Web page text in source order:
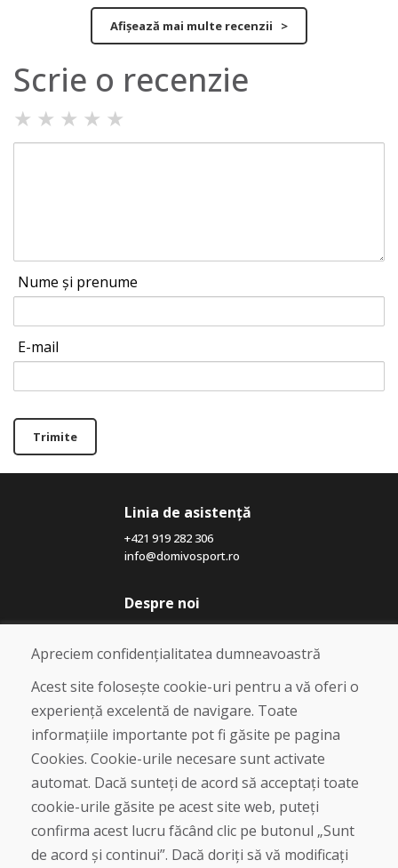
Afișează mai multe recenzii >
Scrie o recenzie
★ ★ ★ ★ ★
Nume și prenume
E-mail
Trimite
Linia de asistență
+421 919 282 306
info@domivosport.ro
Despre noi
Blog
Despre noi
Magazin
Contact
Cumpărare
Magazin online
Livrare și plată
Plângere
Retur și schimb de mărfuri
Protecția datelor cu caracter personal
Cookies
Apreciem confidențialitatea dumneavoastră
Acest site folosește cookie-uri pentru a vă oferi o
experiență excelentă de navigare. Toate
informațiile importante pot fi găsite pe pagina
Cookies. Cookie-urile necesare sunt activate
automat. Dacă sunteți de acord să acceptați toate
cookie-urile găsite pe acest site web, puteți
confirma acest lucru făcând clic pe butonul „Sunt
de acord și continui”. Dacă doriți să vă modificați